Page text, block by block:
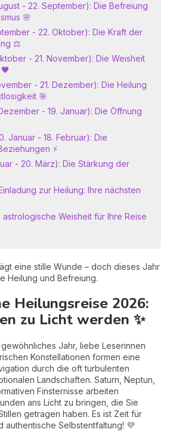
- 22. September): Die Befreiung
🌸
- 22. Oktober): Die Kraft der
⚖️
- 21. November): Die Weisheit
- 21. Dezember): Die Heilung
🎯
- 19. Januar): Die Öffnung
Januar - 18. Februar): Die
⚡
- 20. März): Die Stärkung der
zur Heilung: Ihre nächsten
Weisheit für Ihre Reise
eine stille Wunde – doch dieses Jahr
Heilung und Befreiung.
Heilungsreise 2026:
zu Licht werden ✨
Jahr, liebe Leserinnen
Konstellationen formen eine
durch die oft turbulenten
Landschaften. Saturn, Neptun,
Finsternisse arbeiten
ans Licht zu bringen, die Sie
getragen haben. Es ist Zeit für
authentische Selbstentfaltung! 💜